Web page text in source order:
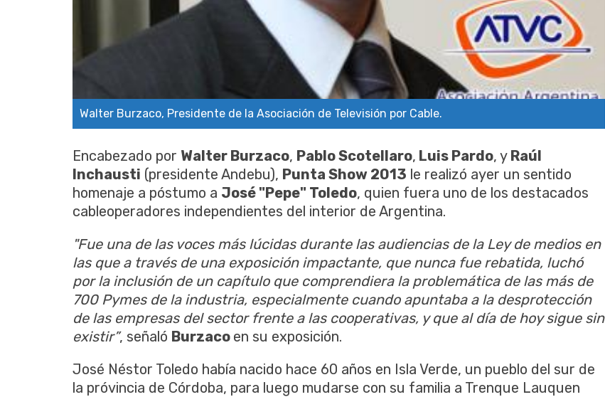
Walter Burzaco, Presidente de la Asociación de Televisión por Cable.
Encabezado por Walter Burzaco, Pablo Scotellaro, Luis Pardo, y Raúl
Inchausti (presidente Andebu), Punta Show 2013 le realizó ayer un sentido
homenaje a póstumo a José "Pepe" Toledo, quien fuera uno de los destacados
cableoperadores independientes del interior de Argentina.
"Fue una de las voces más lúcidas durante las audiencias de la Ley de medios en
las que a través de una exposición impactante, que nunca fue rebatida, luchó
por la inclusión de un capítulo que comprendiera la problemática de las más de
700 Pymes de la industria, especialmente cuando apuntaba a la desprotección
de las empresas del sector frente a las cooperativas, y que al día de hoy sigue sin
existir”, señaló Burzaco en su exposición.
José Néstor Toledo había nacido hace 60 años en Isla Verde, un pueblo del sur de
la próvincia de Córdoba, para luego mudarse con su familia a Trenque Lauquen